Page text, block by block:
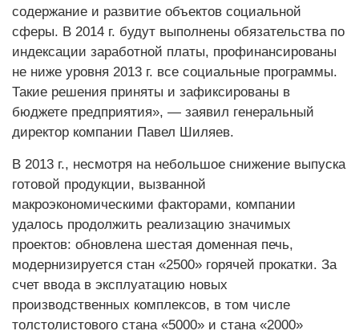
содержание и развитие объектов социальной
сферы. В 2014 г. будут выполнены обязательства по
индексации заработной платы, профинансированы
не ниже уровня 2013 г. все социальные программы.
Такие решения приняты и зафиксированы в
бюджете предприятия», — заявил генеральный
директор компании Павел Шиляев.
В 2013 г., несмотря на небольшое снижение выпуска
готовой продукции, вызванной
макроэкономическими факторами, компании
удалось продолжить реализацию значимых
проектов: обновлена шестая доменная печь,
модернизируется стан «2500» горячей прокатки. За
счет ввода в эксплуатацию новых
производственных комплексов, в том числе
толстолис­тового стана «5000» и стана «2000»